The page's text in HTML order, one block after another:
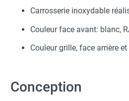
ou destruction
électrique par convection
et réservoir intégré
fioul soufflant avec
Carrosserie inoxydable
Couleur face avant: blanc,
Couleur grille, face arrière
Conception